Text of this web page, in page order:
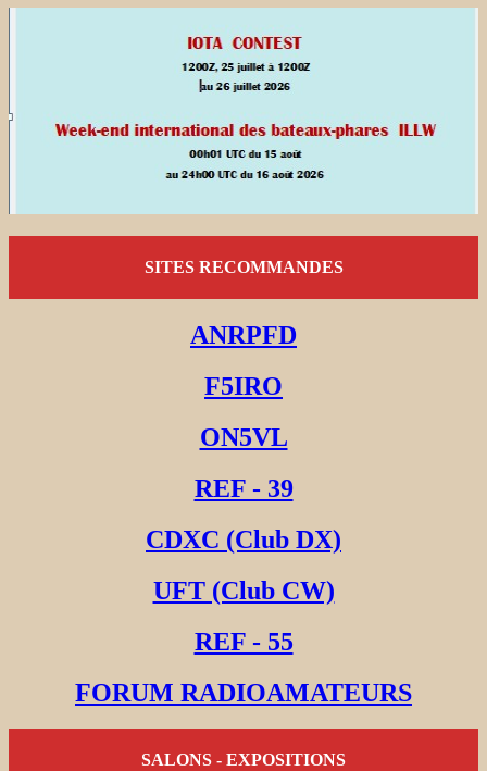
SITES RECOMMANDES
ANRPFD
F5IRO
ON5VL
REF - 39
CDXC (Club DX)
UFT (Club CW)
REF - 55
FORUM RADIOAMATEURS
SALONS - EXPOSITIONS